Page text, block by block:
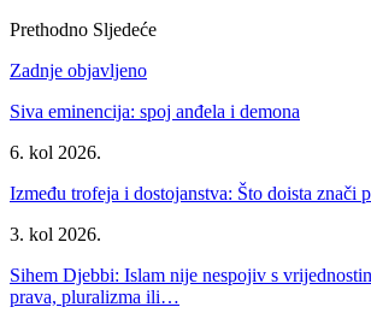
Prethodno Sljedeće
Zadnje objavljeno
Siva eminencija: spoj anđela i demona
6. kol 2026.
Između trofeja i dostojanstva: Što doista znači
3. kol 2026.
Sihem Djebbi: Islam nije nespojiv s
prava, pluralizma ili…